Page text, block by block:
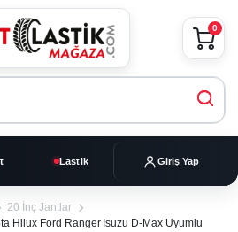
Lastik Giriş Yap
0
20 İnç Jantlar
Hilux Ford Ranger Isuzu D-Max Uyumlu